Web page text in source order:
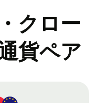
クロー
貨ペア